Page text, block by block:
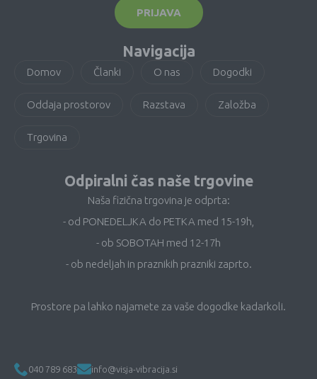
PRIJAVA
Navigacija
Domov Članki O nas Dogodki
Oddaja prostorov Razstava Založba
Trgovina
Odpiralni čas naše trgovine
Naša fizična trgovina je odprta:
- od PONEDELJKA do PETKA med 15-19h,
- ob SOBOTAH med 12-17h
- ob nedeljah in praznikih prazniki zaprto.
Prostore pa lahko najamete za vaše dogodke kadarkoli.
040 789 683 info@visja-vibracija.si